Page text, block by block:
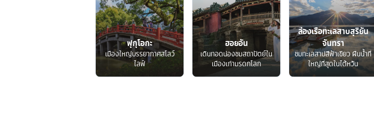
ฟุกุโอกะ
เมืองใหญ่บรรยากาศสโลว์
ไลฟ์
ฮอยอัน
เดินทอดน่องชมสถาปัตย์ใน
เมืองเก่ามรดกโลก
ล่องเรือทะเลสาบสุริยัน
จันทรา
ชมทะเลสาปสีฟ้าเขียว ผืนน้ำที่
ใหญ่ที่สุดในไต้หวัน